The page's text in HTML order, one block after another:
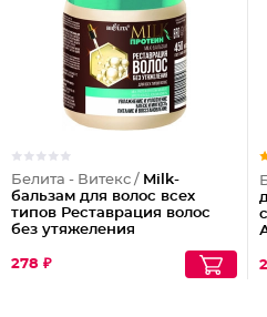
Белита - Витекс / Milk-
бальзам для волос всех
типов Реставрация волос
без утяжеления
278 ₽